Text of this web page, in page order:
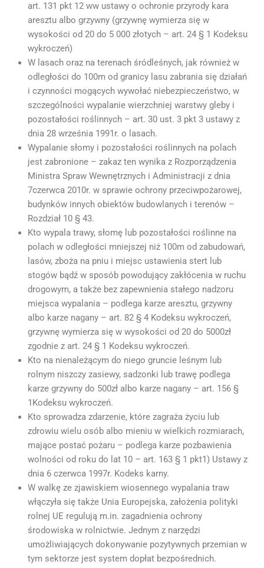
art. 131 pkt 12 ww ustawy o ochronie przyrody kara
aresztu albo grzywny (grzywnę wymierza się w
wysokości od 20 do 5 000 złotych – art. 24 § 1 Kodeksu
wykroczeń)
W lasach oraz na terenach śródleśnych, jak również w
odległości do 100m od granicy lasu zabrania się działań
i czynności mogących wywołać niebezpieczeństwo, w
szczególności wypalanie wierzchniej warstwy gleby i
pozostałości roślinnych – art. 30 ust. 3 pkt 3 ustawy z
dnia 28 września 1991r. o lasach.
Wypalanie słomy i pozostałości roślinnych na polach
jest zabronione – zakaz ten wynika z Rozporządzenia
Ministra Spraw Wewnętrznych i Administracji z dnia
7czerwca 2010r. w sprawie ochrony przeciwpożarowej,
budynków innych obiektów budowlanych i terenów –
Rozdział 10 § 43.
Kto wypala trawy, słomę lub pozostałości roślinne na
polach w odległości mniejszej niż 100m od zabudowań,
lasów, zboża na pniu i miejsc ustawienia stert lub
stogów bądź w sposób powodujący zakłócenia w ruchu
drogowym, a także bez zapewnienia stałego nadzoru
miejsca wypalania – podlega karze aresztu, grzywny
albo karze nagany – art. 82 § 4 Kodeksu wykroczeń,
grzywnę wymierza się w wysokości od 20 do 5000zł
zgodnie z art. 24 § 1 Kodeksu wykroczeń.
Kto na nienależącym do niego gruncie leśnym lub
rolnym niszczy zasiewy, sadzonki lub trawę podlega
karze grzywny do 500zł albo karze nagany – art. 156 §
1Kodeksu wykroczeń.
Kto sprowadza zdarzenie, które zagraża życiu lub
zdrowiu wielu osób albo mieniu w wielkich rozmiarach,
mające postać pożaru – podlega karze pozbawienia
wolności od roku do lat 10 – art. 163 § 1 pkt1) Ustawy z
dnia 6 czerwca 1997r. Kodeks karny.
W walkę ze zjawiskiem wiosennego wypalania traw
włączyła się także Unia Europejska, założenia polityki
rolnej UE regulują m.in. zagadnienia ochrony
środowiska w rolnictwie. Jednym z narzędzi
umożliwiających dokonywanie pozytywnych przemian w
tym sektorze jest system dopłat bezpośrednich.